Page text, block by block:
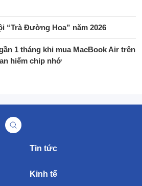
“Trà Đường Hoa” năm 2026
1 tháng khi mua MacBook Air trên
hiếm chip nhớ
Tin tức
Kinh tế